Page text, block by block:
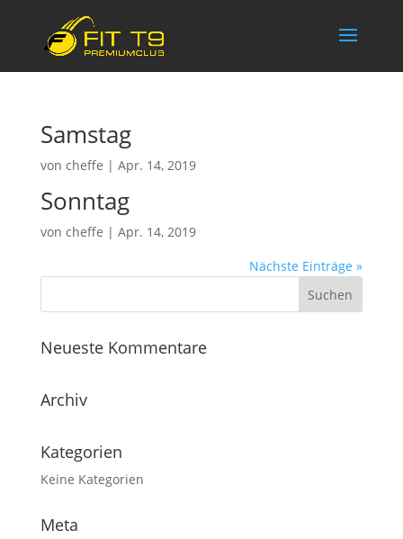
Samstag
von cheffe | Apr. 14, 2019
Sonntag
von cheffe | Apr. 14, 2019
Nächste Einträge »
Neueste Kommentare
Archiv
Kategorien
Keine Kategorien
Meta